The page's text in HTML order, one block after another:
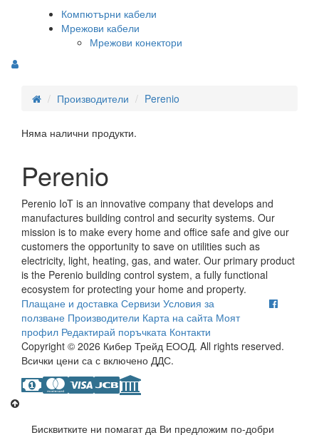
Компютърни кабели
Мрежови кабели
Мрежови конектори
Производители Perenio
Няма налични продукти.
Perenio
Perenio IoT is an innovative company that develops and
manufactures building control and security systems. Our
mission is to make every home and office safe and give our
customers the opportunity to save on utilities such as
electricity, light, heating, gas, and water. Our primary product
is the Perenio building control system, a fully functional
ecosystem for protecting your home and property.
Плащане и доставка Сервизи Условия за
ползване Производители Карта на сайта Моят
профил Редактирай поръчката Контакти
Copyright © 2026 Кибер Трейд ЕООД. All rights reserved.
Всички цени са с включено ДДС.
Бисквитките ни помагат да Ви предложим по-добри